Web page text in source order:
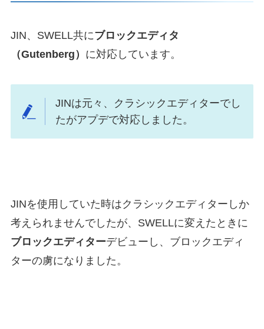
JIN、SWELL共にブロックエディタ
（Gutenberg） に対応しています。
JINは元々、クラシックエディターでし
たがアプデで対応しました。
JINを使用していた時はクラシックエディターしか
考えられませんでしたが、SWELLに変えたときに
ブロックエディターデビューし、ブロックエディ
ターの虜になりました。